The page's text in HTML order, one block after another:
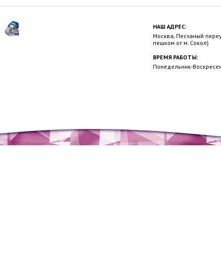
НАШ АДРЕС:
Москва, Песчаный
пешком от м. Сокол)
ВРЕМЯ РАБОТЫ:
Понедельник-